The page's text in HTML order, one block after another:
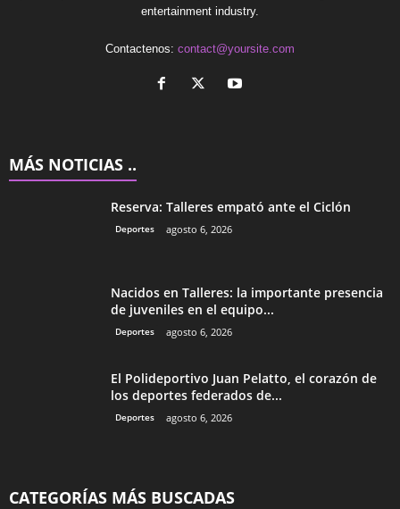
entertainment industry.
Contactenos: contact@yoursite.com
MÁS NOTICIAS ..
Reserva: Talleres empató ante el Ciclón
Deportes agosto 6, 2026
Nacidos en Talleres: la importante presencia
de juveniles en el equipo...
Deportes agosto 6, 2026
El Polideportivo Juan Pelatto, el corazón de
los deportes federados de...
Deportes agosto 6, 2026
CATEGORÍAS MÁS BUSCADAS